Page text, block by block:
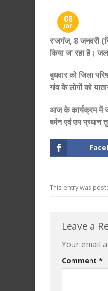
08
Jan
राजगंज, 8 जनवरी
किया जा रहा है।
बुधवार को जिला
गांव के लोगों को
आज के कार्यक्रम में
बर्मन एवं उप प्रधान
This entry was
Leave a
Your email
Comment *